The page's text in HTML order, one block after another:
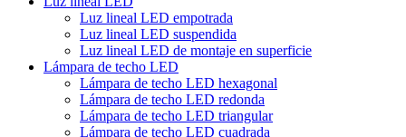
Luz lineal LED empotrada
Luz lineal LED suspendida
Luz lineal LED de montaje en superficie
Lámpara de techo LED
Lámpara de techo LED hexagonal
Lámpara de techo LED redonda
Lámpara de techo LED triangular
Lámpara de techo LED cuadrada